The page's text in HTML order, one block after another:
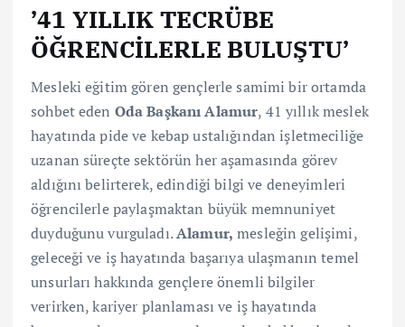
’41 YILLIK TECRÜBE
ÖĞRENCİLERLE BULUŞTU’
Mesleki eğitim gören gençlerle samimi bir ortamda
sohbet eden Oda Başkanı Alamur, 41 yıllık meslek
hayatında pide ve kebap ustalığından işletmeciliğe
uzanan süreçte sektörün her aşamasında görev
aldığını belirterek, edindiği bilgi ve deneyimleri
öğrencilerle paylaşmaktan büyük memnuniyet
duyduğunu vurguladı.Alamur, mesleğin gelişimi,
geleceği ve iş hayatında başarıya ulaşmanın temel
unsurları hakkında gençlere önemli bilgiler
verirken, kariyer planlaması ve iş hayatında